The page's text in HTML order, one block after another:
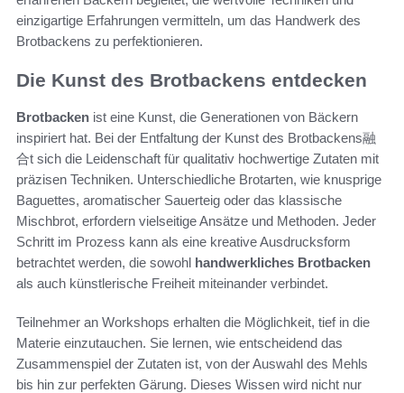
einzigartige Erfahrungen vermitteln, um das Handwerk des
Brotbackens zu perfektionieren.
Die Kunst des Brotbackens entdecken
Brotbacken ist eine Kunst, die Generationen von Bäckern
inspiriert hat. Bei der Entfaltung der Kunst des Brotbackens融
合t sich die Leidenschaft für qualitativ hochwertige Zutaten mit
präzisen Techniken. Unterschiedliche Brotarten, wie knusprige
Baguettes, aromatischer Sauerteig oder das klassische
Mischbrot, erfordern vielseitige Ansätze und Methoden. Jeder
Schritt im Prozess kann als eine kreative Ausdrucksform
betrachtet werden, die sowohl handwerkliches Brotbacken
als auch künstlerische Freiheit miteinander verbindet.
Teilnehmer an Workshops erhalten die Möglichkeit, tief in die
Materie einzutauchen. Sie lernen, wie entscheidend das
Zusammenspiel der Zutaten ist, von der Auswahl des Mehls
bis hin zur perfekten Gärung. Dieses Wissen wird nicht nur